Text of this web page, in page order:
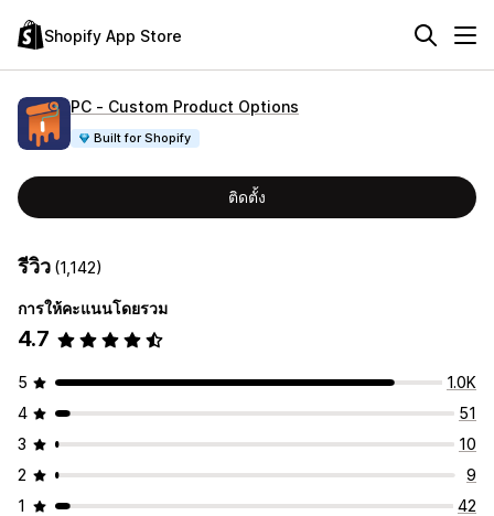
Shopify App Store
PC ‑ Custom Product Options
Built for Shopify
ติดตั้ง
รีวิว (1,142)
การให้คะแนนโดยรวม
4.7
5
1.0K
4
51
3
10
2
9
1
42